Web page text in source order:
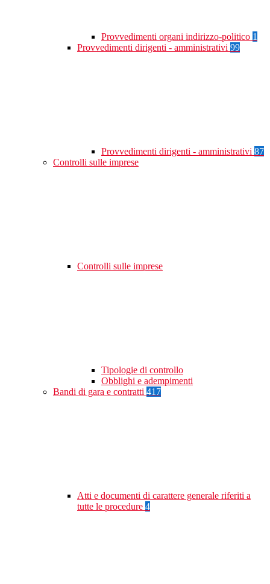
Provvedimenti organi indirizzo-politico 1
Provvedimenti dirigenti - amministrativi 99
Provvedimenti dirigenti - amministrativi 87
Controlli sulle imprese
Controlli sulle imprese
Tipologie di controllo
Obblighi e adempimenti
Bandi di gara e contratti 417
Atti e documenti di carattere generale riferiti a
tutte le procedure 4